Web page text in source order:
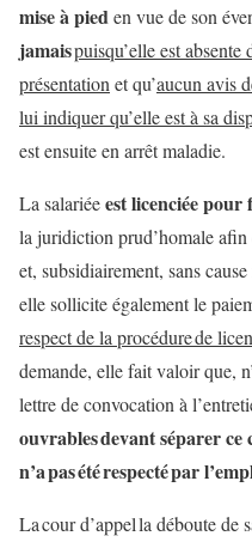
mise à pieden vue de son
jamaispuisqu’elle est
présentation et qu’aucun avis
lui indiquer qu’elle est à sa
est ensuite en arrêt maladie.
La salariéeest licenciée pour
la juridiction prud’homale
et, subsidiairement, sans
elle sollicite également le
respect de la procédure de
demande, elle fait valoir que,
lettre de convocation à
ouvrables devant séparer
n’a pas été respecté par
La cour d’appel la déboute de